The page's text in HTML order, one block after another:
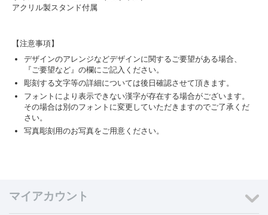
アクリル製スタンド付属
【注意事項】
デザインのアレンジなどデザインに関するご要望がある場合、
『ご要望など』の欄にご記入ください。
彫刻する文字等の詳細については後日確認させて頂きます。
フォントにより表示できない漢字が存在する場合がございます。
その場合は別のフォントに変更していただきますのでご了承くだ
さい。
写真彫刻用のお写真をご用意ください。
マイアカウント